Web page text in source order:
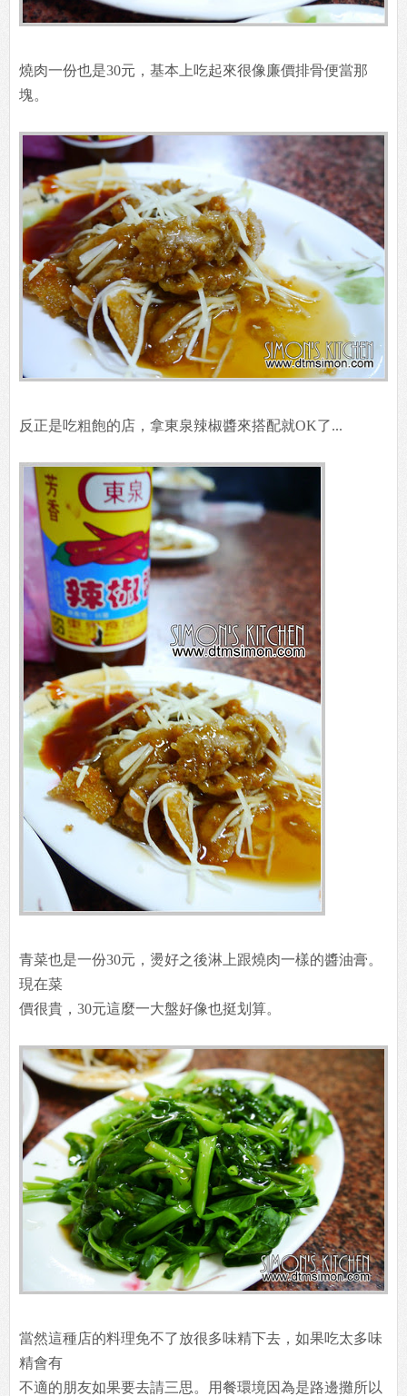
燒肉一份也是30元，基本上吃起來很像廉價排骨便當那
塊。
反正是吃粗飽的店，拿東泉辣椒醬來搭配就OK了...
青菜也是一份30元，燙好之後淋上跟燒肉一樣的醬油膏。
現在菜
價很貴，30元這麼一大盤好像也挺划算。
當然這種店的料理免不了放很多味精下去，如果吃太多味
精會有
不適的朋友如果要去請三思。用餐環境因為是路邊攤所以